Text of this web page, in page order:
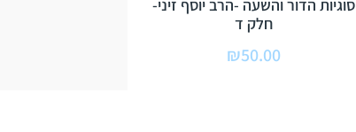
סוגיות הדור והשעה -הרב יוסף זיני-
חלק ד
₪50.00